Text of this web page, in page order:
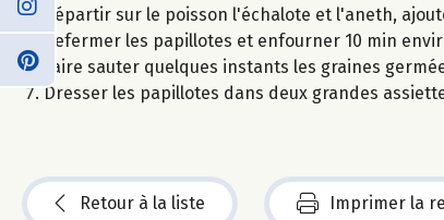
Répartir sur le poisson l'échalote et l'aneth,
Refermer les papillotes et enfourner 10 min
Faire sauter quelques instants les graines
Dresser les papillotes dans deux grandes
Retour à la liste Imprimer la